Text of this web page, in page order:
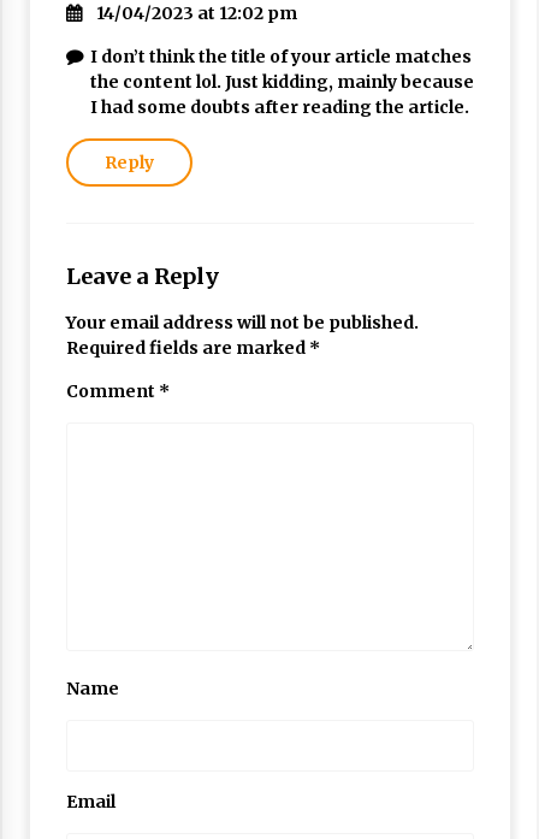
14/04/2023 at 12:02 pm
I don’t think the title of your article matches
the content lol. Just kidding, mainly because
I had some doubts after reading the article.
Reply
Leave a Reply
Your email address will not be published.
Required fields are marked *
Comment *
Name
Email